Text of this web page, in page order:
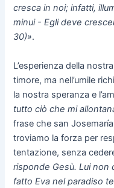
cresca in noi; infatti,
minui - Egli deve
30)».
L’esperienza della
timore, ma nell’umile
la nostra speranza e
tutto ciò che mi
frase che san
troviamo la forza per
tentazione, senza
risponde Gesù. Lui non
fatto Eva nel paradiso